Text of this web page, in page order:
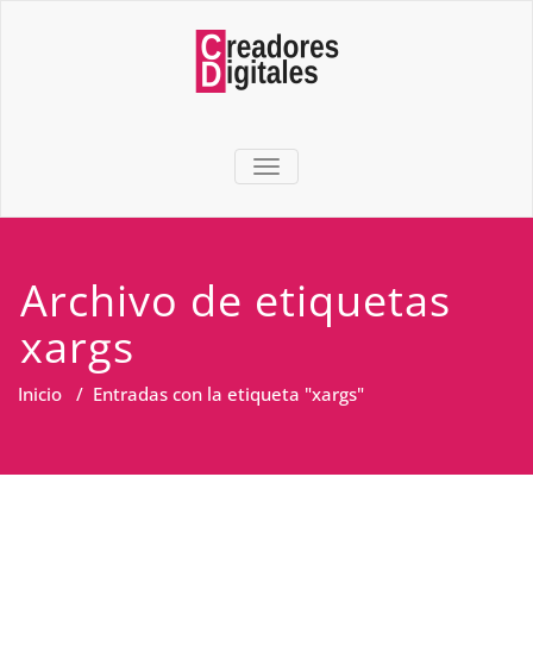
TOGGLE NAVIGATION
Archivo de etiquetas
xargs
Inicio / Entradas con la etiqueta "xargs"